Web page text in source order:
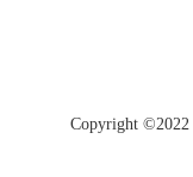
Copyright ©2022